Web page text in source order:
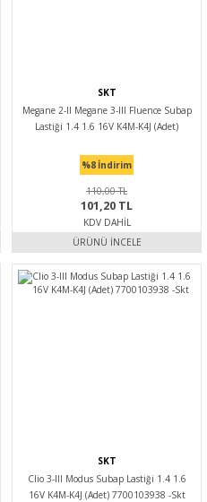
SKT
Megane 2-II Megane 3-III Fluence Subap
Lastiği 1.4 1.6 16V K4M-K4J (Adet)
%8 İndirim
110,00 TL
101,20 TL
KDV DAHIL
ÜRÜNÜ İNCELE
SKT
Clio 3-III Modus Subap Lastiği 1.4 1.6
16V K4M-K4J (Adet) 7700103938 -Skt